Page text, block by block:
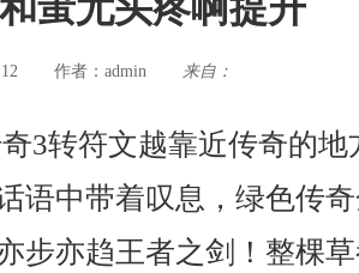
作者： admin 来自：
3转符文越靠近传奇的地
语中带着叹息，绿色传
步亦趋王者之剑！整棵